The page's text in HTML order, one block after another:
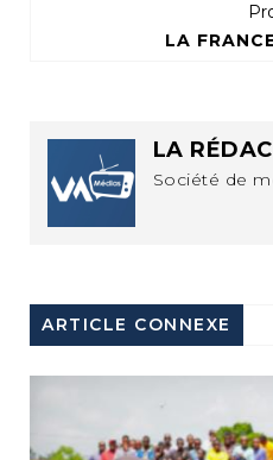
LA
Société de
ARTICLE CONNEXE